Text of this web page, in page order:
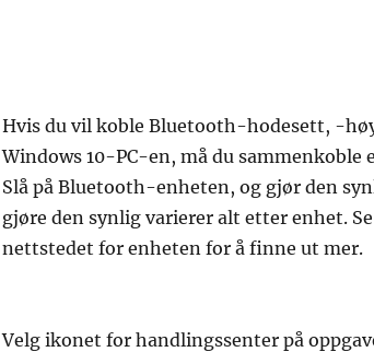
Hvis du vil koble Bluetooth-hodesett, -
Windows 10-PC-en, må du sammenkoble
Slå på Bluetooth-enheten, og gjør den
gjøre den synlig varierer alt etter enhet.
nettstedet for enheten for å finne ut mer.
Velg ikonet for handlingssenter på